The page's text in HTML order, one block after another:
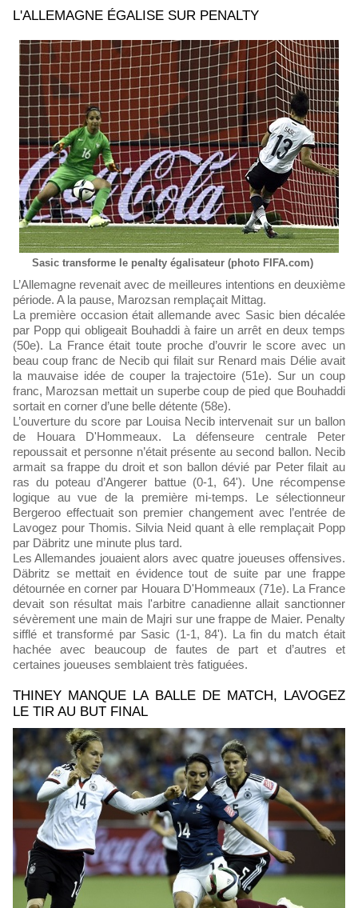
L'ALLEMAGNE ÉGALISE SUR PENALTY
Sasic transforme le penalty égalisateur (photo FIFA.com)
L’Allemagne revenait avec de meilleures intentions en deuxième
période. A la pause, Marozsan remplaçait Mittag.
La première occasion était allemande avec Sasic bien décalée
par Popp qui obligeait Bouhaddi à faire un arrêt en deux temps
(50e). La France était toute proche d’ouvrir le score avec un
beau coup franc de Necib qui filait sur Renard mais Délie avait
la mauvaise idée de couper la trajectoire (51e). Sur un coup
franc, Marozsan mettait un superbe coup de pied que Bouhaddi
sortait en corner d’une belle détente (58e).
L’ouverture du score par Louisa Necib intervenait sur un ballon
de Houara D'Hommeaux. La défenseure centrale Peter
repoussait et personne n’était présente au second ballon. Necib
armait sa frappe du droit et son ballon dévié par Peter filait au
ras du poteau d’Angerer battue (0-1, 64'). Une récompense
logique au vue de la première mi-temps. Le sélectionneur
Bergeroo effectuait son premier changement avec l’entrée de
Lavogez pour Thomis. Silvia Neid quant à elle remplaçait Popp
par Däbritz une minute plus tard.
Les Allemandes jouaient alors avec quatre joueuses offensives.
Däbritz se mettait en évidence tout de suite par une frappe
détournée en corner par Houara D'Hommeaux (71e). La France
devait son résultat mais l'arbitre canadienne allait sanctionner
sévèrement une main de Majri sur une frappe de Maier. Penalty
sifflé et transformé par Sasic (1-1, 84'). La fin du match était
hachée avec beaucoup de fautes de part et d’autres et
certaines joueuses semblaient très fatiguées.
THINEY MANQUE LA BALLE DE MATCH, LAVOGEZ
LE TIR AU BUT FINAL